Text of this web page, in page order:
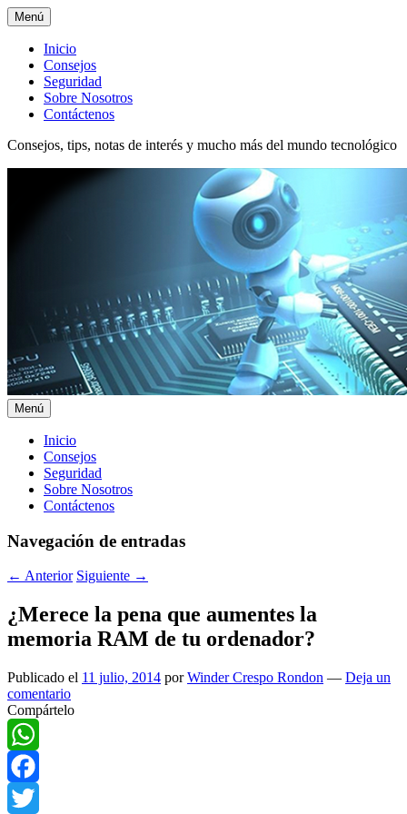
Menú
Menú
superior
Inicio
Consejos
Seguridad
Sobre Nosotros
Contáctenos
Consejos, tips, notas de interés y mucho más del mundo tecnológico
Menú
Menú
principal
Inicio
Consejos
Seguridad
Sobre Nosotros
Contáctenos
Navegación de entradas
← Anterior Siguiente →
¿Merece la pena que aumentes la
memoria RAM de tu ordenador?
Publicado el 11 julio, 2014 porWinder Crespo Rondon — Deja un
comentario
Compártelo
WhatsApp
Facebook